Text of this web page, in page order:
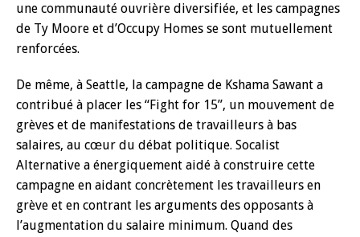
une communauté ouvrière diversifiée, et les campagnes
de Ty Moore et d’Occupy Homes se sont mutuellement
renforcées.
De même, à Seattle, la campagne de Kshama Sawant a
contribué à placer les ‘‘Fight for 15’’, un mouvement de
grèves et de manifestations de travailleurs à bas
salaires, au cœur du débat politique. Socalist
Alternative a énergiquement aidé à construire cette
campagne en aidant concrètement les travailleurs en
grève et en contrant les arguments des opposants à
l’augmentation du salaire minimum. Quand des